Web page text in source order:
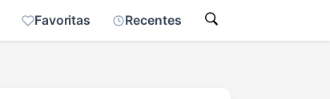
Favoritas Recentes